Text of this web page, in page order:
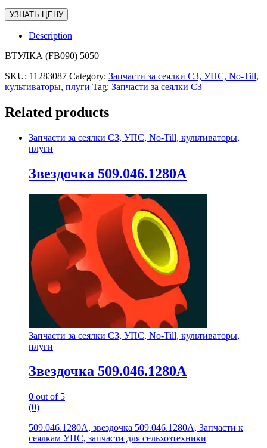
УЗНАТЬ ЦЕНУ
Description
ВТУЛКА (FB090) 5050
SKU: 11283087 Category: Запчасти за сеялки СЗ, УПС, No-Till,
культиваторы, плуги Tag: Запчасти за сеялки СЗ
Related products
Запчасти за сеялки СЗ, УПС, No-Till, культиваторы,
плуги
Звездочка 509.046.1280А
Запчасти за сеялки СЗ, УПС, No-Till, культиваторы,
плуги
Звездочка 509.046.1280А
0 out of 5
(0)
509.046.1280А, звездочка 509.046.1280А, Запчасти к
сеялкам УПС, запчасти для сельхозтехники